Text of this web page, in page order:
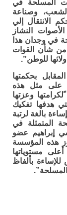
المسلحة في
وصناعة
الانتقال إلي
النشاز
في وجدان هذا
من شأن القوات
للوطن”.
بحكمتها
على مثل هذه
وعزتها
هدفها تفكيك
بالغة لرتبة
المتمثلة في
إبراهيم عضو
هذه المؤسسة
مستوياتها
بألفاظ